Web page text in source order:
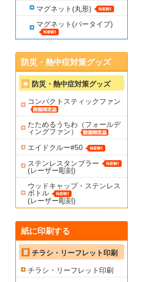
マグネット(丸形)
マグネット(バータイプ)
防災・熱中症対策グッズ
防災・熱中症対策グッズ
コンパクトスティックファン
たためるうちわ（フォールデ
ィングファン）
エイドクルー#50
ステンレスタンブラー
(レーザー彫刻)
ウッドキャップ・ステンレス
ボトル
(レーザー彫刻)
紙に印刷する
チラシ・リーフレット印刷
チラシ・リーフレット印刷